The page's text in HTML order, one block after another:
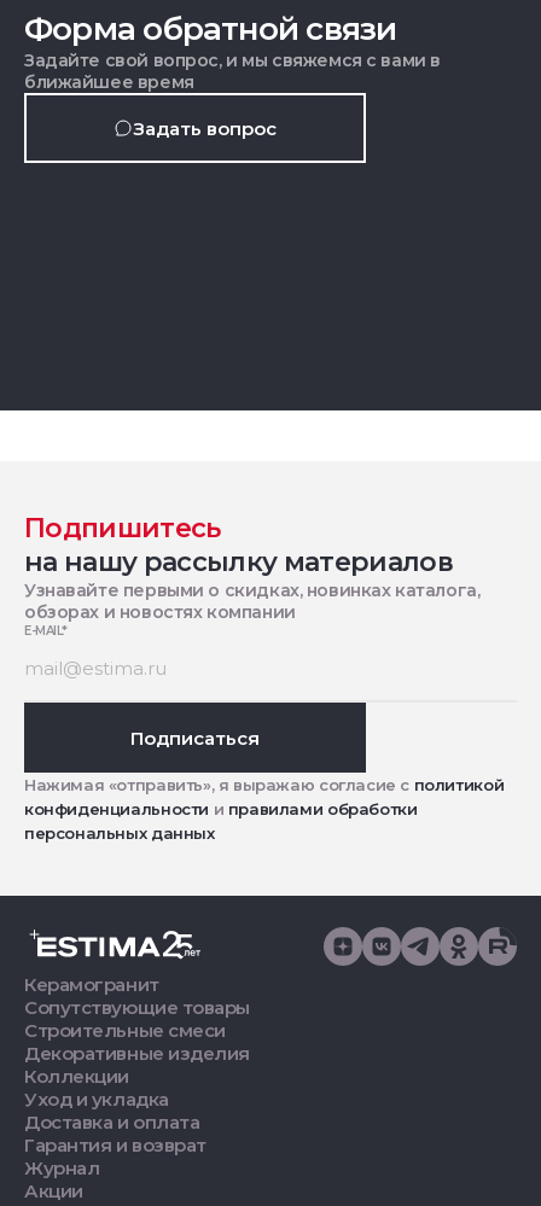
Форма обратной связи
Задайте свой вопрос, и мы свяжемся с вами в
ближайшее время
Задать вопрос
Подпишитесь
на нашу рассылку материалов
Узнавайте первыми о скидках, новинках каталога,
обзорах и новостях компании
E-MAIL*
Подписаться
Нажимая «отправить», я выражаю согласие с политикой
конфиденциальности и правилами обработки
персональных данных
Керамогранит
Сопутствующие товары
Строительные смеси
Декоративные изделия
Коллекции
Уход и укладка
Доставка и оплата
Гарантия и возврат
Журнал
Акции